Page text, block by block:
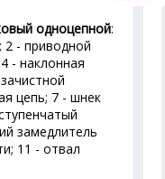
одноцепной:
- приводной
- наклонная
цепь; 7 - шнек
замедлитель
11 - отвал